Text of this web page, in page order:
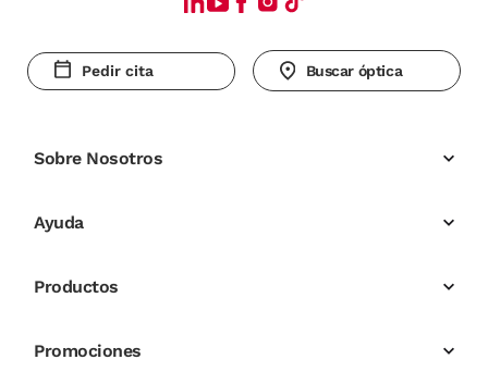
Pedir cita Buscar óptica
Sobre Nosotros
Ayuda
Productos
Promociones